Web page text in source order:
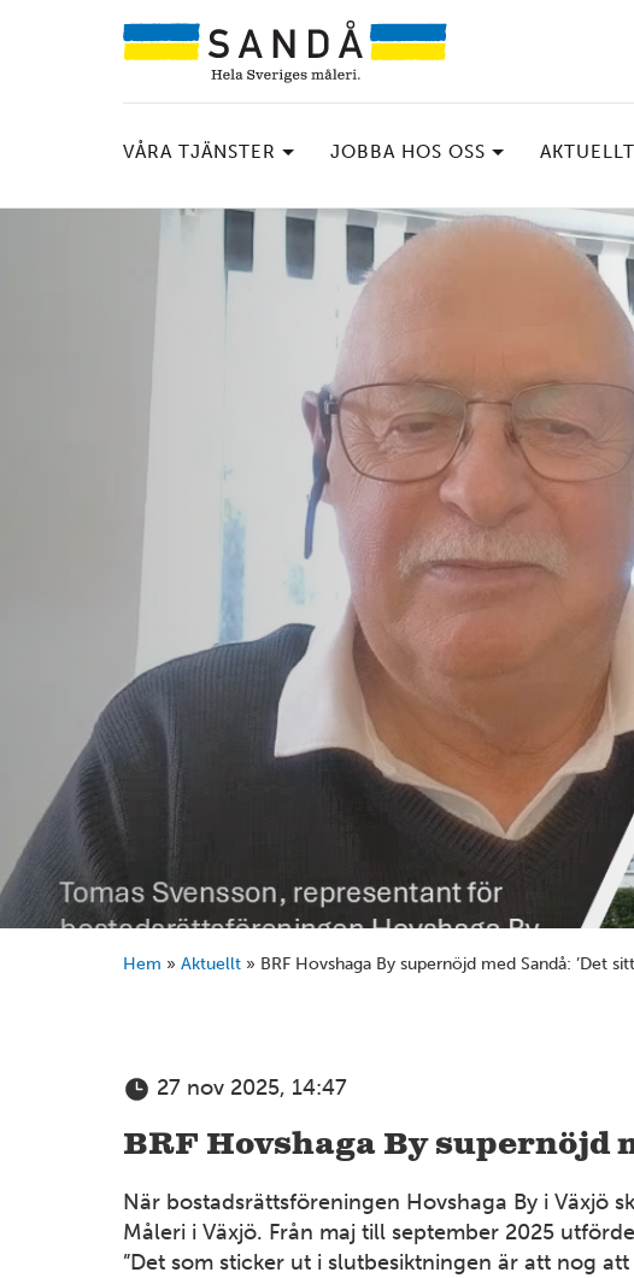
VÅRA TJÄNSTER JOBBA HOS OSS AKTUELLT
Hem » Aktuellt » BRF Hovshaga By supernöjd med Sandå: ’Det
27 nov 2025, 14:47
BRF Hovshaga By supernöjd
När bostadsrättsföreningen Hovshaga By i Växjö
Måleri i Växjö. Från maj till september 2025
”Det som sticker ut i slutbesiktningen är att nog